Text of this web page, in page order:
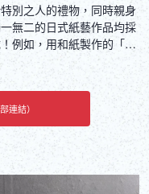
別之人的禮物，同時親身
無二的日式紙藝作品均採
例如，用和紙製作的「花
就是一份別緻而珍貴的禮
品（例如書籤、護身符
將獲得手工製作的紀念
書”，讓您可以自豪地在
連結）